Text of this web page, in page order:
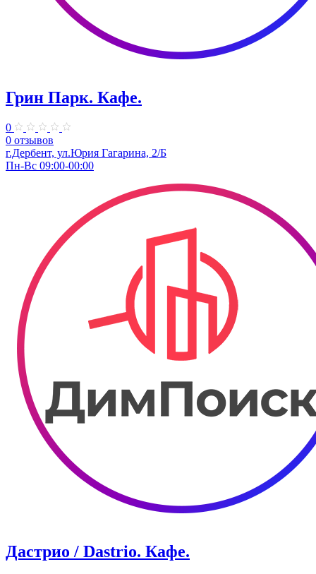
Грин Парк. Кафе.
0
0 отзывов
г.Дербент, ул.Юрия Гагарина, 2/Б
Пн-Вс 09:00-00:00
Дастрио / Dastrio. Кафе.